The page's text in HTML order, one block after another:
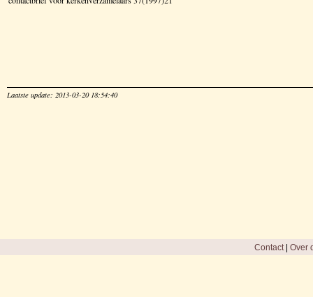
Laatste update: 2013-03-20 18:54:40
Contact| Over